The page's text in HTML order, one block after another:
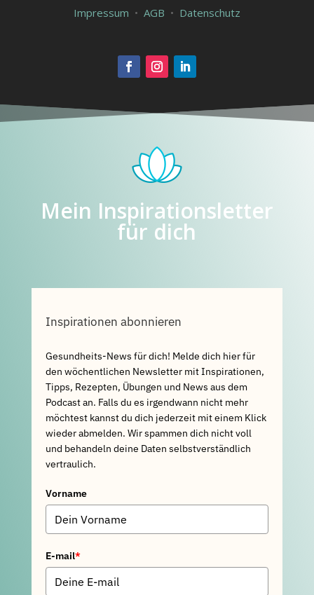
Impressum • AGB • Datenschutz
Mein Inspirationsletter
für dich
Inspirationen abonnieren
Gesundheits-News für dich! Melde dich hier für
den wöchentlichen Newsletter mit Inspirationen,
Tipps, Rezepten, Übungen und News aus dem
Podcast an. Falls du es irgendwann nicht mehr
möchtest kannst du dich jederzeit mit einem Klick
wieder abmelden. Wir spammen dich nicht voll
und behandeln deine Daten selbstverständlich
vertraulich.
Vorname
E-mail*